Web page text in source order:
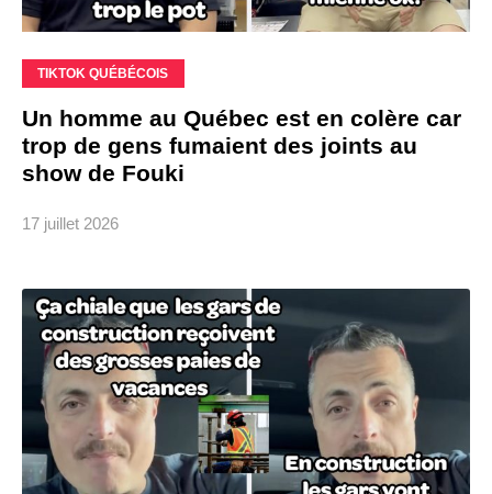
TIKTOK QUÉBÉCOIS
Un homme au Québec est en colère car
trop de gens fumaient des joints au
show de Fouki
17 juillet 2026